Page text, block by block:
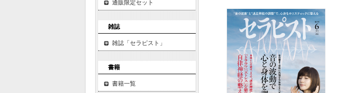
通販限定セット
雑誌
雑誌「セラピスト」
書籍
書籍一覧